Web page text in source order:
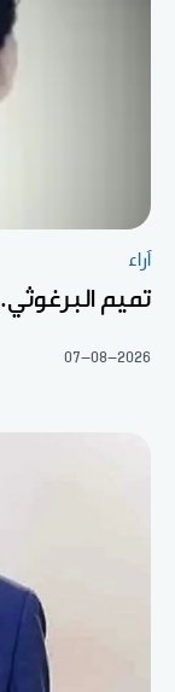
آراء
تميم
07-08-2026